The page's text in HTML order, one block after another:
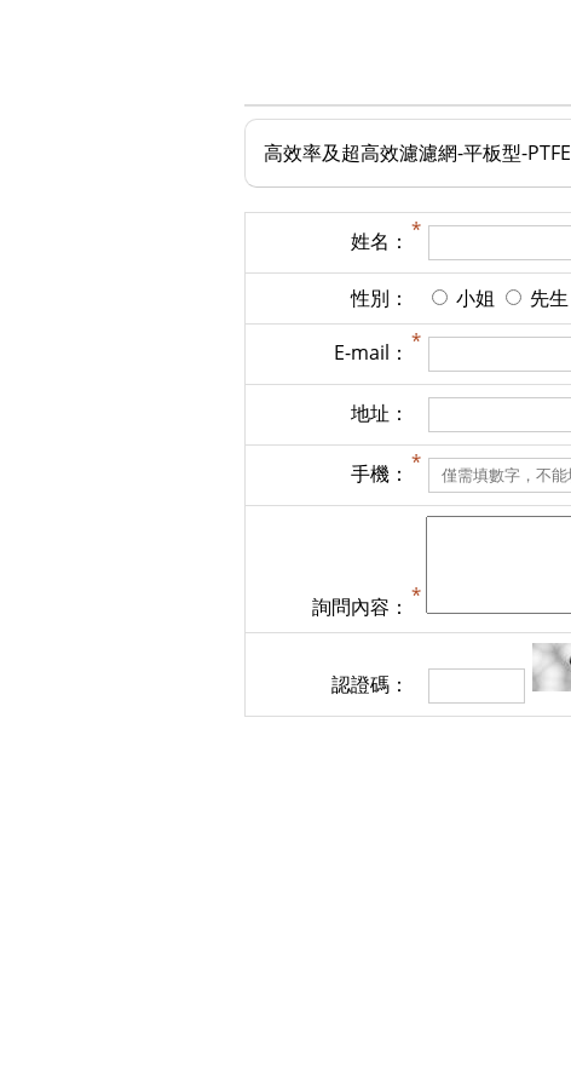
高效率及超高效濾濾網-平板型-PTFE
姓名：
性別： 小姐 先生
E-mail：
地址：
手機：
詢問內容：
認證碼：